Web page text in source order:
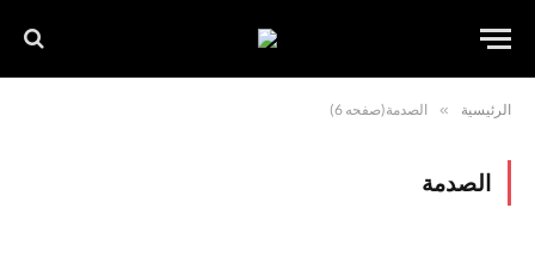
الرئيسية » الصدمة(صفحه 6)
الصدمة